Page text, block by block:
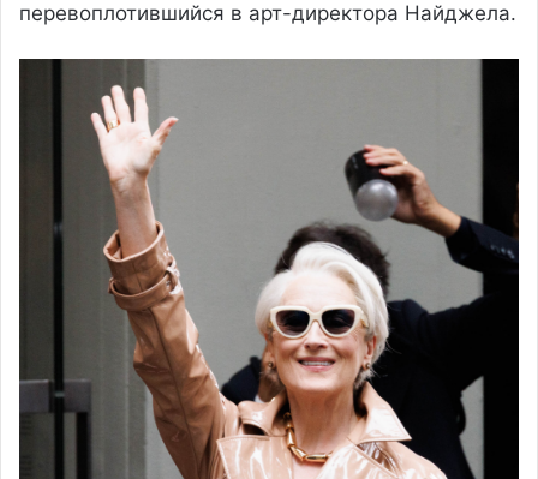
перевоплотившийся в арт-директора Найджела.